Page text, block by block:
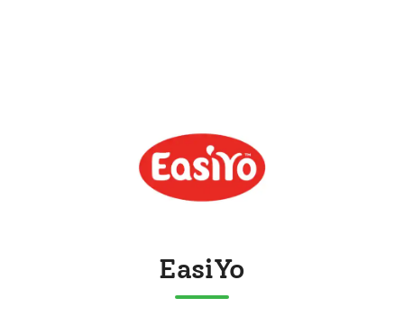
EasiYo